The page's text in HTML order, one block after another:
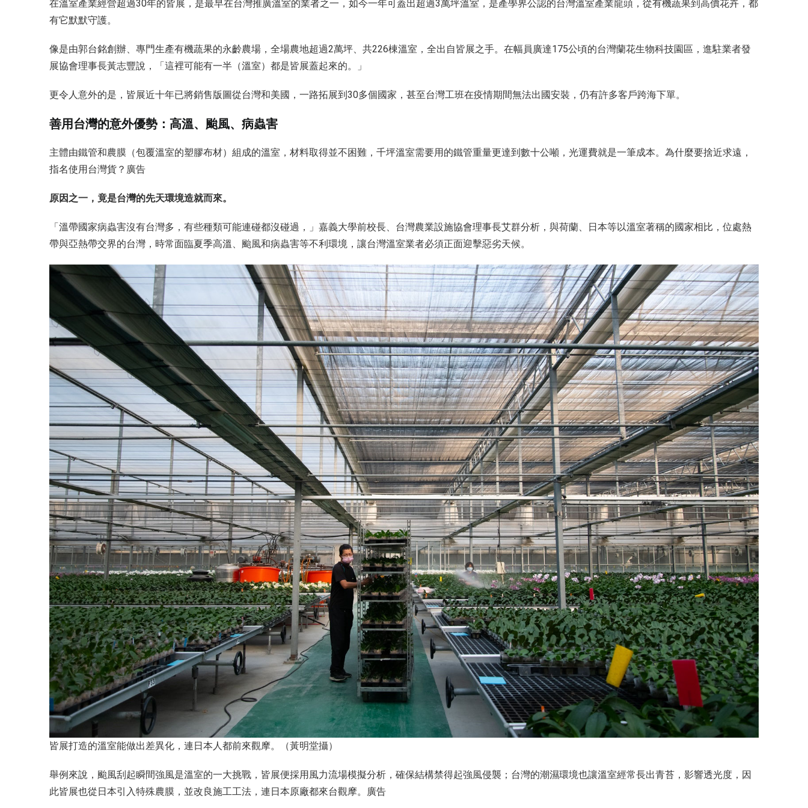
在溫室產業經營超過30年的皆展，是最早在台灣推廣溫室的業者之一，如今一年可蓋出超過3萬坪溫室，是產學界公認的台灣溫室產業龍頭，從有機蔬果到高價花卉，都
有它默默守護。
像是由郭台銘創辦、專門生產有機蔬果的永齡農場，全場農地超過2萬坪、共226棟溫室，全出自皆展之手。在幅員廣達175公頃的台灣蘭花生物科技園區，進駐業者發
展協會理事長黃志豐說，「這裡可能有一半（溫室）都是皆展蓋起來的。」
更令人意外的是，皆展近十年已將銷售版圖從台灣和美國，一路拓展到30多個國家，甚至台灣工班在疫情期間無法出國安裝，仍有許多客戶跨海下單。
善用台灣的意外優勢：高溫、颱風、病蟲害
主體由鐵管和農膜（包覆溫室的塑膠布材）組成的溫室，材料取得並不困難，千坪溫室需要用的鐵管重量更達到數十公噸，光運費就是一筆成本。為什麼要捨近求遠，
指名使用台灣貨？廣告
原因之一，竟是台灣的先天環境造就而來。
「溫帶國家病蟲害沒有台灣多，有些種類可能連碰都沒碰過，」嘉義大學前校長、台灣農業設施協會理事長艾群分析，與荷蘭、日本等以溫室著稱的國家相比，位處熱
帶與亞熱帶交界的台灣，時常面臨夏季高溫、颱風和病蟲害等不利環境，讓台灣溫室業者必須正面迎擊惡劣天候。
皆展打造的溫室能做出差異化，連日本人都前來觀摩。（黃明堂攝）
舉例來說，颱風刮起瞬間強風是溫室的一大挑戰，皆展便採用風力流場模擬分析，確保結構禁得起強風侵襲；台灣的潮濕環境也讓溫室經常長出青苔，影響透光度，因
此皆展也從日本引入特殊農膜，並改良施工工法，連日本原廠都來台觀摩。廣告